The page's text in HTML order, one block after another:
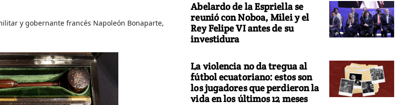
y gobernante francés Napoleón Bonaparte,
Abelardo de la Espriella se
reunió con Noboa, Milei y el
Rey Felipe VI antes de su
investidura
La violencia no da tregua al
fútbol ecuatoriano: estos son
los jugadores que perdieron la
vida en los últimos 12 meses